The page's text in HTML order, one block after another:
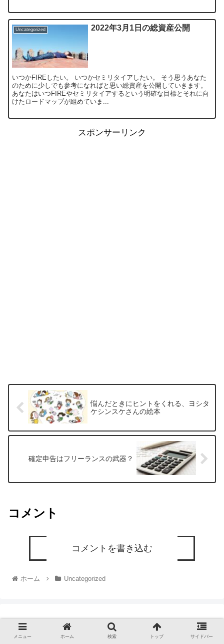
Uncategorized 2022年3月1日の総資産公開
いつかFIREしたい。 いつかセミリタイアしたい。 そう思うあなた
のために少しでも参考になればと思い総資産を公開していきます。
あなたはいつFIREやセミリタイアするという明確な目標とそれに向
けたロードマップが組めていま...
スポンサーリンク
悩んだときにヒントをくれる、ヨシタ
ケシンスケさんの絵本
確定申告はフリーランスの武器？
コメント
コメントを書き込む
ホーム Uncategorized
メニュー ホーム 検索 トップ サイドバー